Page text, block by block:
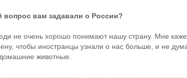
вам задавали о России?
не очень хорошо понимают нашу страну. Мне
чтобы иностранцы узнали о нас больше, и не
животные.